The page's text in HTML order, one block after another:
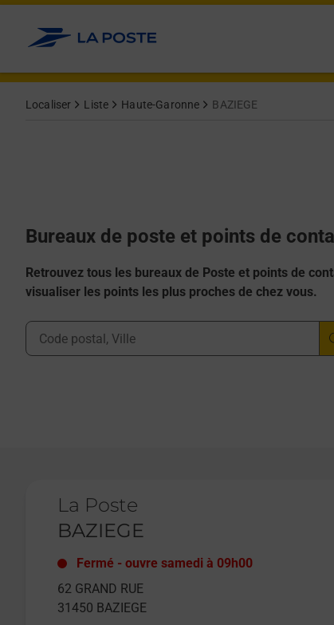
Allez au contenu
Localiser Liste Haute-Garonne BAZIEGE
Bureaux de poste et points de
Retrouvez tous les bureaux de Poste et points de
visualiser les points les plus proches de chez vous.
Ville, Département, Code Postal
La Poste
BAZIEGE
Fermé - ouvre samedi à 09h00
62 GRAND RUE
31450 BAZIEGE
Afficher ou masquer la réponse
Afficher ou masquer la réponse
Afficher ou masquer la réponse
Afficher ou masquer la réponse
Afficher ou masquer la réponse